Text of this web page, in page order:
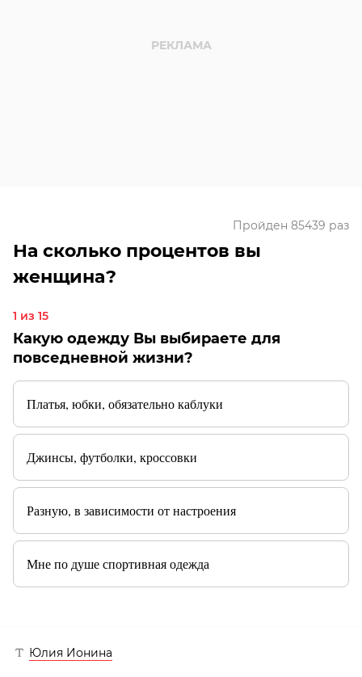
Пройден 85439 раз
На сколько процентов вы
женщина?
1 из 15
Какую одежду Вы выбираете для
повседневной жизни?
Платья, юбки, обязательно каблуки
Джинсы, футболки, кроссовки
Разную, в зависимости от настроения
Мне по душе спортивная одежда
Юлия Ионина